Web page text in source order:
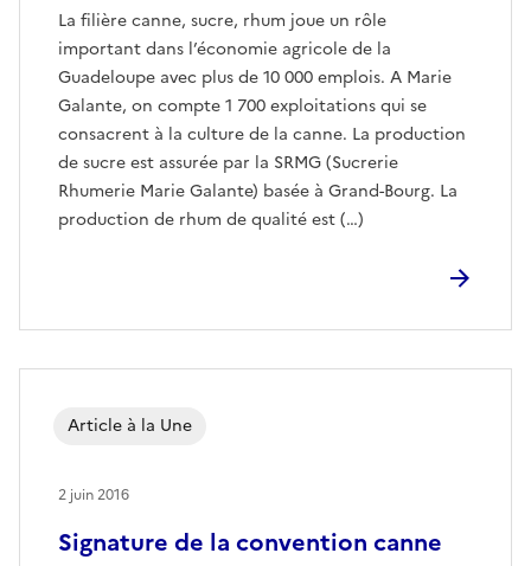
La filière canne, sucre, rhum joue un rôle
important dans l’économie agricole de la
Guadeloupe avec plus de 10 000 emplois. A Marie
Galante, on compte 1 700 exploitations qui se
consacrent à la culture de la canne. La production
de sucre est assurée par la SRMG (Sucrerie
Rhumerie Marie Galante) basée à Grand-Bourg. La
production de rhum de qualité est (…)
Signature de la convention canne
Article à la Une
2 juin 2016